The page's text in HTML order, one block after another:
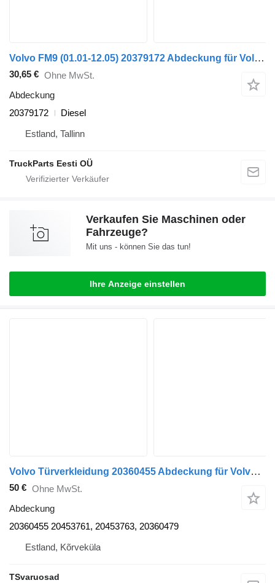
Volvo FM9 (01.01-12.05) 20379172 Abdeckung für Volvo FM7-FM12, FM, FMX (1998-2014) Sattelzugmaschine
30,65 € Ohne MwSt.
Abdeckung
20379172
Diesel
Estland, Tallinn
TruckParts Eesti OÜ
Verkaufen Sie Maschinen oder
Fahrzeuge?
Mit uns - können Sie das tun!
Ihre Anzeige einstellen
Volvo Türverkleidung 20360455 Abdeckung für Volvo FM9 Sattelzugmaschine
50 € Ohne MwSt.
Abdeckung
20360455 20453761, 20453763, 20360479
Estland, Kõrveküla
TSvaruosad